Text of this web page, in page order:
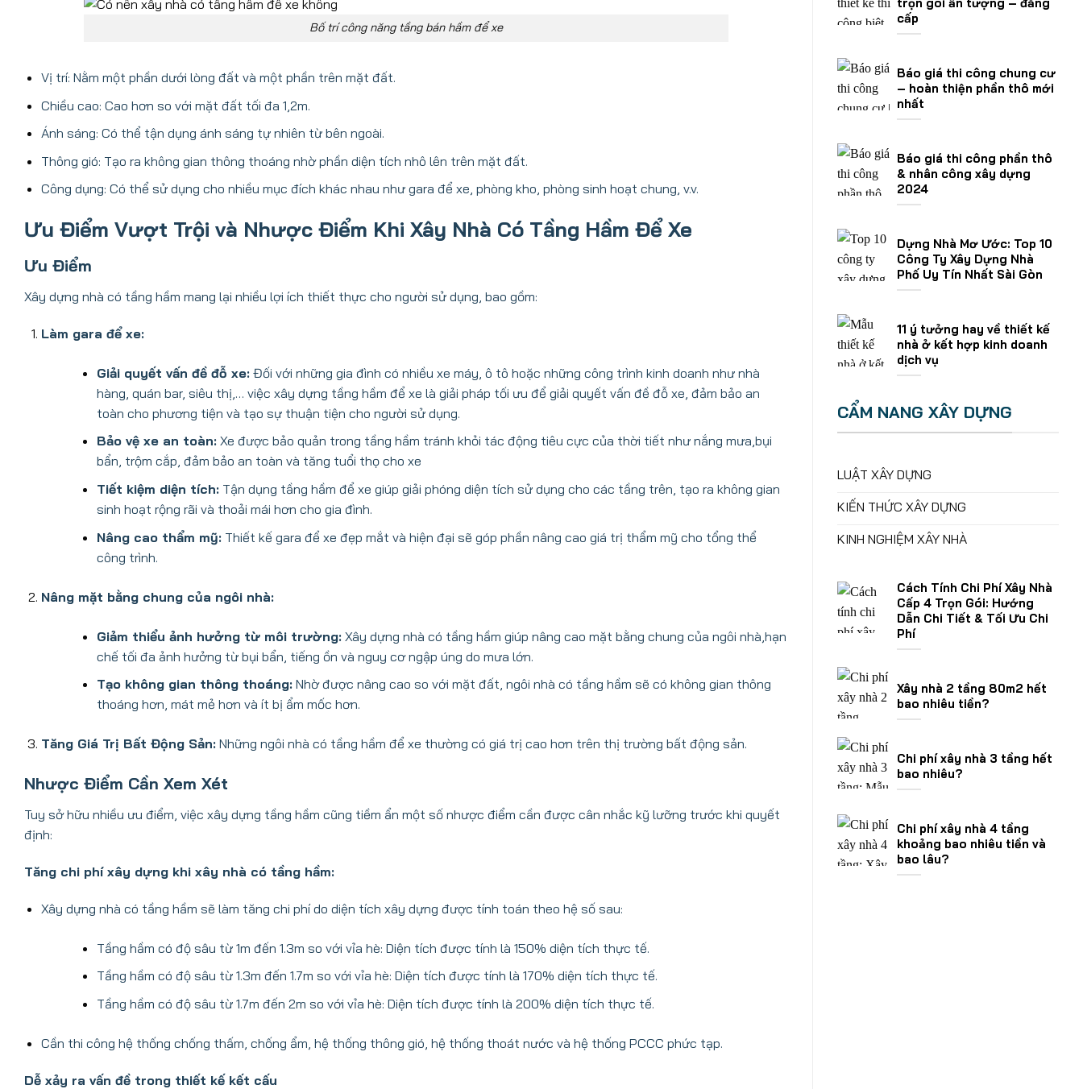
Bố trí công năng tầng bán hầm để xe
Vị trí: Nằm một phần dưới lòng đất và một phần trên mặt đất.
Chiều cao: Cao hơn so với mặt đất tối đa 1,2m.
Ánh sáng: Có thể tận dụng ánh sáng tự nhiên từ bên ngoài.
Thông gió: Tạo ra không gian thông thoáng nhờ phần diện tích nhô lên trên mặt đất.
Công dụng: Có thể sử dụng cho nhiều mục đích khác nhau như gara để xe, phòng kho, phòng sinh hoạt chung, v.v.
Ưu Điểm Vượt Trội và Nhược Điểm Khi Xây Nhà Có Tầng Hầm Để Xe
Ưu Điểm
Xây dựng nhà có tầng hầm mang lại nhiều lợi ích thiết thực cho người sử dụng, bao gồm:
Làm gara để xe:
Giải quyết vấn đề đỗ xe:Đối với những gia đình có nhiều xe máy, ô tô hoặc những công trình kinh doanh như nhà
hàng, quán bar, siêu thị,… việc xây dựng tầng hầm để xe là giải pháp tối ưu để giải quyết vấn đề đỗ xe, đảm bảo an
toàn cho phương tiện và tạo sự thuận tiện cho người sử dụng.
Bảo vệ xe an toàn:Xe được bảo quản trong tầng hầm tránh khỏi tác động tiêu cực của thời tiết như nắng mưa,bụi
bẩn, trộm cắp, đảm bảo an toàn và tăng tuổi thọ cho xe
Tiết kiệm diện tích:Tận dụng tầng hầm để xe giúp giải phóng diện tích sử dụng cho các tầng trên, tạo ra không gian
sinh hoạt rộng rãi và thoải mái hơn cho gia đình.
Nâng cao thẩm mỹ:Thiết kế gara để xe đẹp mắt và hiện đại sẽ góp phần nâng cao giá trị thẩm mỹ cho tổng thể
công trình.
Nâng mặt bằng chung của ngôi nhà:
Giảm thiểu ảnh hưởng từ môi trường:Xây dựng nhà có tầng hầm giúp nâng cao mặt bằng chung của ngôi nhà,hạn
chế tối đa ảnh hưởng từ bụi bẩn, tiếng ồn và nguy cơ ngập úng do mưa lớn.
Tạo không gian thông thoáng:Nhờ được nâng cao so với mặt đất, ngôi nhà có tầng hầm sẽ có không gian thông
thoáng hơn, mát mẻ hơn và ít bị ẩm mốc hơn.
Tăng Giá Trị Bất Động Sản: Những ngôi nhà có tầng hầm để xe thường có giá trị cao hơn trên thị trường bất động sản.
Nhược Điểm Cần Xem Xét
Tuy sở hữu nhiều ưu điểm, việc xây dựng tầng hầm cũng tiềm ẩn một số nhược điểm cần được cân nhắc kỹ lưỡng trước khi quyết
định:
Tăng chi phí xây dựng khi xây nhà có tầng hầm:
Xây dựng nhà có tầng hầm sẽ làm tăng chi phí do diện tích xây dựng được tính toán theo hệ số sau:
Tầng hầm có độ sâu từ 1m đến 1.3m so với vỉa hè: Diện tích được tính là 150% diện tích thực tế.
Tầng hầm có độ sâu từ 1.3m đến 1.7m so với vỉa hè: Diện tích được tính là 170% diện tích thực tế.
Tầng hầm có độ sâu từ 1.7m đến 2m so với vỉa hè: Diện tích được tính là 200% diện tích thực tế.
Cần thi công hệ thống chống thấm, chống ẩm, hệ thống thông gió, hệ thống thoát nước và hệ thống PCCC phức tạp.
Dễ xảy ra vấn đề trong thiết kế kết cấu
cấp
Báo giá thi công chung cư
– hoàn thiện phần thô mới
nhất
Báo giá thi công phần thô
& nhân công xây dựng
2024
Dựng Nhà Mơ Ước: Top 10
Công Ty Xây Dựng Nhà
Phố Uy Tín Nhất Sài Gòn
11 ý tưởng hay về thiết kế
nhà ở kết hợp kinh doanh
dịch vụ
CẨM NANG XÂY DỰNG
LUẬT XÂY DỰNG
KIẾN THỨC XÂY DỰNG
KINH NGHIỆM XÂY NHÀ
Cách Tính Chi Phí Xây Nhà
Cấp 4 Trọn Gói: Hướng
Dẫn Chi Tiết & Tối Ưu Chi
Phí
Xây nhà 2 tầng 80m2 hết
bao nhiêu tiền?
Chi phí xây nhà 3 tầng hết
bao nhiêu?
Chi phí xây nhà 4 tầng
khoảng bao nhiêu tiền và
bao lâu?